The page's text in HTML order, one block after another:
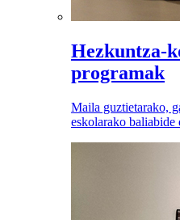
Hezkuntza-
programak
Maila guztietarako,
eskolarako baliabide